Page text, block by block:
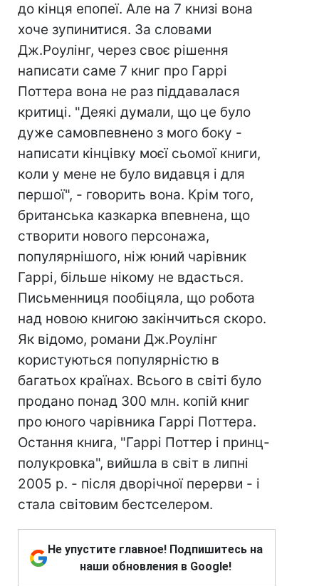
до кінця епопеї. Але на 7 книзі вона
хоче зупинитися. За словами
Дж.Роулінг, через своє рішення
написати саме 7 книг про Гаррі
Поттера вона не раз піддавалася
критиці. "Деякі думали, що це було
дуже самовпевнено з мого боку -
написати кінцівку моєї сьомої книги,
коли у мене не було видавця і для
першої", - говорить вона. Крім того,
британська казкарка впевнена, що
створити нового персонажа,
популярнішого, ніж юний чарівник
Гаррі, більше нікому не вдасться.
Письменниця пообіцяла, що робота
над новою книгою закінчиться скоро.
Як відомо, романи Дж.Роулінг
користуються популярністю в
багатьох країнах. Всього в світі було
продано понад 300 млн. копій книг
про юного чарівника Гаррі Поттера.
Остання книга, "Гаррі Поттер і принц-
полукровка", вийшла в світ в липні
2005 р. - після дворічної перерви - і
стала світовим бестселером.
Не упустите главное! Подпишитесь на
наши обновления в Google!